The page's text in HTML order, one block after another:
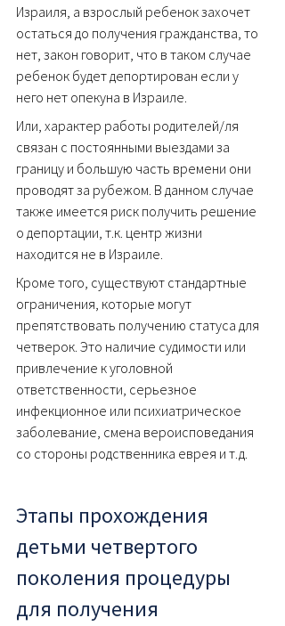
Израиля, а взрослый ребенок захочет
остаться до получения гражданства, то
нет, закон говорит, что в таком случае
ребенок будет депортирован если у
него нет опекуна в Израиле.
Или, характер работы родителей/ля
связан с постоянными выездами за
границу и большую часть времени они
проводят за рубежом. В данном случае
также имеется риск получить решение
о депортации, т.к. центр жизни
находится не в Израиле.
Кроме того, существуют стандартные
ограничения, которые могут
препятствовать получению статуса для
четверок. Это наличие судимости или
привлечение к уголовной
ответственности, серьезное
инфекционное или психиатрическое
заболевание, смена вероисповедания
со стороны родственника еврея и т.д.
Этапы прохождения
детьми четвертого
поколения процедуры
для получения